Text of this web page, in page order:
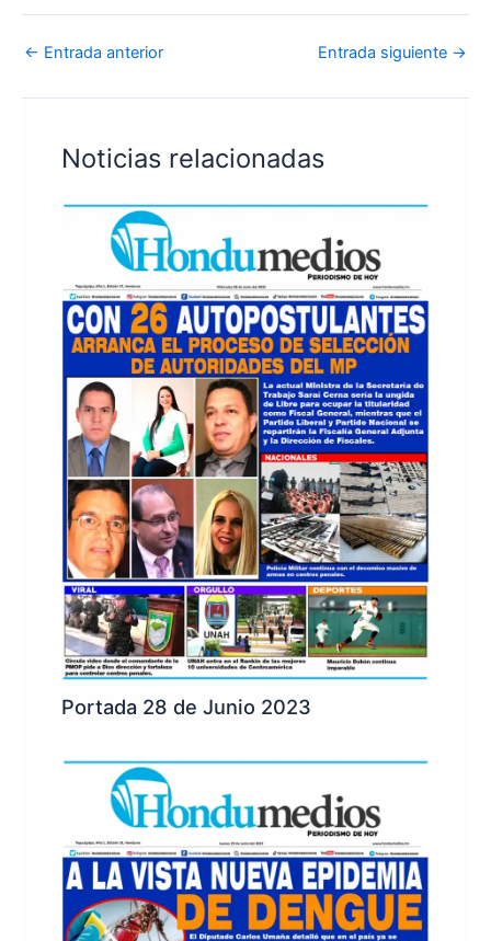
← Entrada anterior Entrada siguiente →
Noticias relacionadas
Portada 28 de Junio 2023